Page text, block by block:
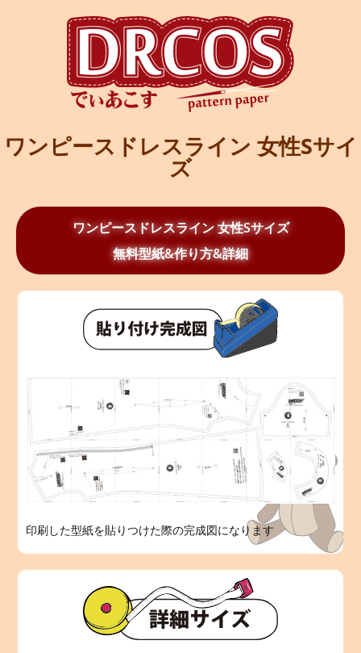
ワンピースドレスライン 女性Sサイ
ズ
ワンピースドレスライン 女性Sサイズ
無料型紙&作り方&詳細
印刷した型紙を貼りつけた際の完成図になります